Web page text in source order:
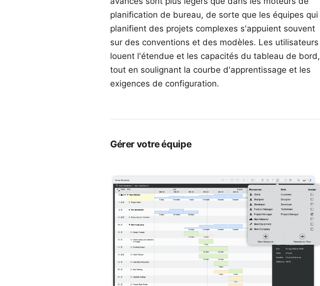
planification de bureau, de sorte que les équipes qui
planifient des projets complexes s'appuient souvent
sur des conventions et des modèles. Les utilisateurs
louent l'étendue et les capacités du tableau de bord,
tout en soulignant la courbe d'apprentissage et les
exigences de configuration.
Gérer votre équipe